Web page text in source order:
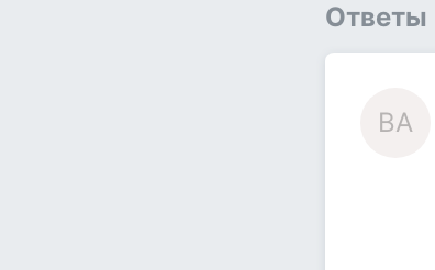
Ответы
ВА